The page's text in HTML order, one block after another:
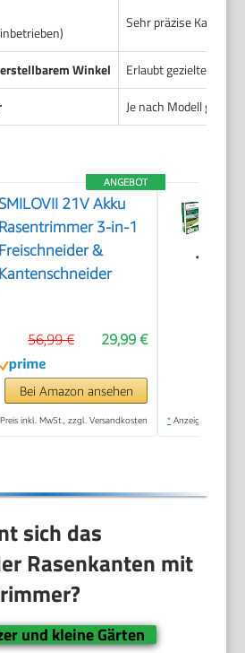
Sehr präzise
Winkel
Erlaubt gezielte
Je nach Modell gut,
ANGEBOT
SMILOVII 21V Akku
Rasentrimmer 3-in-1
Freischneider &
Kantenschneider
29,99 €
56,99 €
Bei Amazon ansehen
Preis inkl. MwSt., zzgl. Versandkosten * Anzeige
sich das
Rasenkanten mit
und kleine Gärten